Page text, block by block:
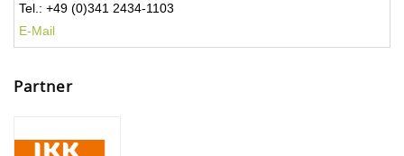
Tel.: +49 (0)341 2434-1103
E-Mail
Partner